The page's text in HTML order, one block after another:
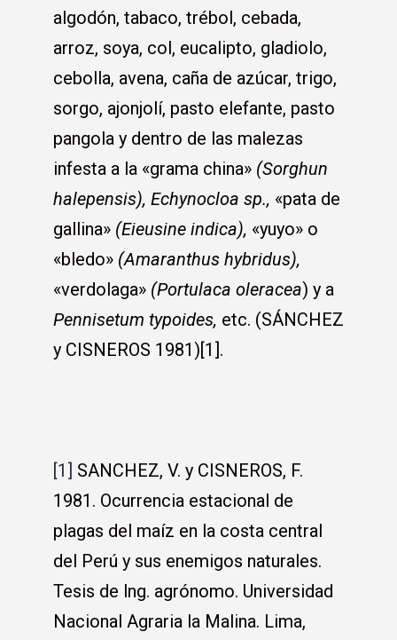
algodón, tabaco, trébol, cebada,
arroz, soya, col, eucalipto, gladiolo,
cebolla, avena, caña de azúcar, trigo,
sorgo, ajonjolí, pasto elefante, pasto
pangola y dentro de las malezas
infesta a la «grama china» (Sorghun
halepensis), Echynocloa sp., «pata de
gallina» (Eieusine indica), «yuyo» o
«bledo» (Amaranthus hybridus),
«verdolaga» (Portulaca oleracea) y a
Pennisetum typoides, etc. (SÁNCHEZ
y CISNEROS 1981)[1].
[1]
SANCHEZ, V. y CISNEROS, F.
1981. Ocurrencia estacional de
plagas del maíz en la costa central
del Perú y sus enemigos naturales.
Tesis de lng. agrónomo. Universidad
Nacional Agraria la Malina. Lima,